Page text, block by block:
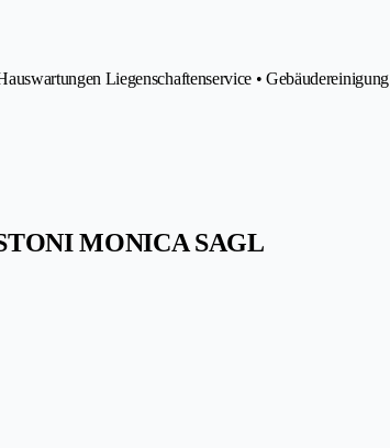
Liegenschaftenservice • Gebäudereinigung
MONICA SAGL